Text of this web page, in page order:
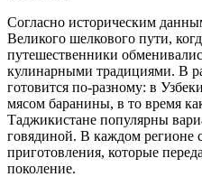
Согласно историческим
Великого шелкового пути,
путешественники
кулинарными традициями. В
готовится по-разному: в
мясом баранины, в то время
Таджикистане популярны
говядиной. В каждом регионе
приготовления, которые
поколение.